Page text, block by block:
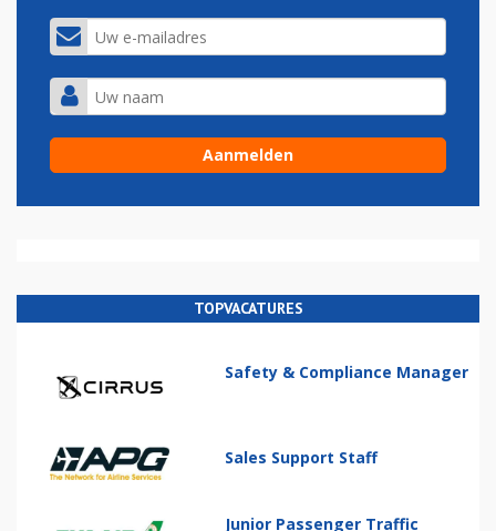
TOPVACATURES
Safety & Compliance Manager
Sales Support Staff
Junior Passenger Traffic